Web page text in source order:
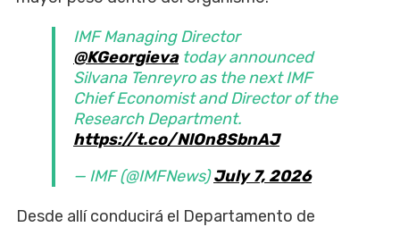
IMF Managing Director
@KGeorgievatoday announced
Silvana Tenreyro as the next IMF
Chief Economist and Director of the
Research Department.
https://t.co/NlOn8SbnAJ
— IMF (@IMFNews)July 7, 2026
Desde allí conducirá el Departamento de